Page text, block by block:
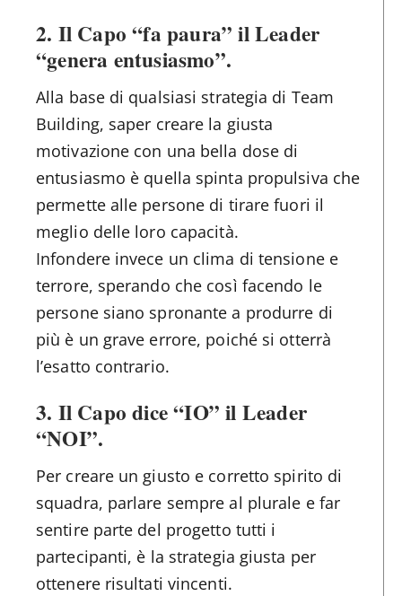
2. Il Capo “fa paura” il Leader
“genera entusiasmo”.
Alla base di qualsiasi strategia di Team
Building, saper creare la giusta
motivazione con una bella dose di
entusiasmo è quella spinta propulsiva che
permette alle persone di tirare fuori il
meglio delle loro capacità.
Infondere invece un clima di tensione e
terrore, sperando che così facendo le
persone siano spronante a produrre di
più è un grave errore, poiché si otterrà
l’esatto contrario.
3. Il Capo dice “IO” il Leader
“NOI”.
Per creare un giusto e corretto spirito di
squadra, parlare sempre al plurale e far
sentire parte del progetto tutti i
partecipanti, è la strategia giusta per
ottenere risultati vincenti.